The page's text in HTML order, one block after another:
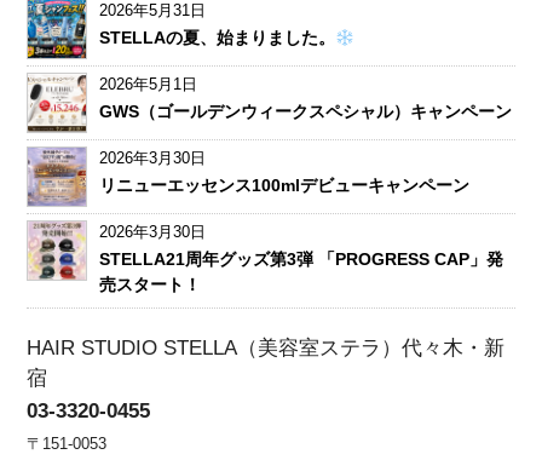
2026年5月31日
STELLAの夏、始まりました。
2026年5月1日
GWS（ゴールデンウィークスペシャル）キャンペーン
2026年3月30日
リニューエッセンス100mlデビューキャンペーン
2026年3月30日
STELLA21周年グッズ第3弾 「PROGRESS CAP」発
売スタート！
HAIR STUDIO STELLA（美容室ステラ）代々木・新
宿
03-3320-0455
〒151-0053